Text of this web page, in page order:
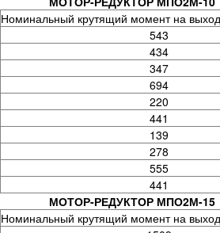
Номинальный крутящий момент на
543
434
347
694
220
441
139
278
555
441
МОТОР-РЕДУКТОР МПО2М-15
Номинальный крутящий момент на